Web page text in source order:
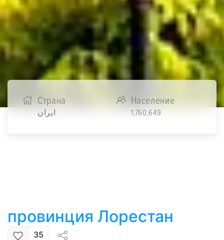
Страна
ایران
Население
1,760,649
провинция Лорестан
35